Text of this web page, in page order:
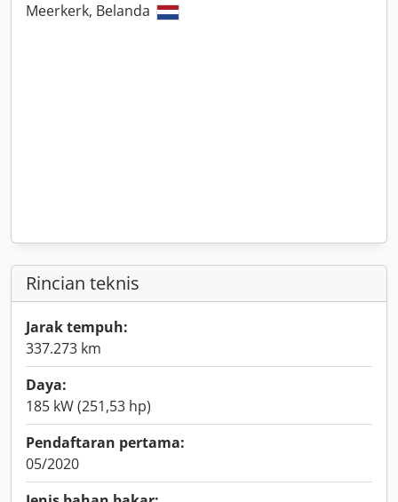
Meerkerk, Belanda
Rincian teknis
Jarak tempuh:
337.273 km
Daya:
185 kW (251,53 hp)
Pendaftaran pertama:
05/2020